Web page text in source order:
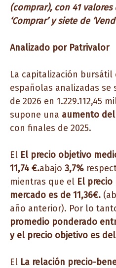
(comprar), con 41
‘Comprar’ y siete de
Analizado por Patrivalor
La capitalización bursátil
españolas analizadas se
de 2026 en 1.229.112,45
supone una aumento del
con finales de 2025.
El El precio objetivo
11,74 €.abajo 3,7%
mientras que el El
mercado es de 11,36€.
año anterior). Por lo
promedio ponderado
y el precio objetivo es del
El La relación precio-